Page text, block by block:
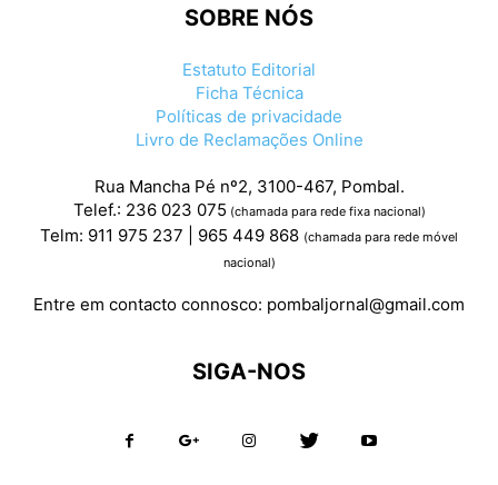
SOBRE NÓS
Estatuto Editorial
Ficha Técnica
Políticas de privacidade
Livro de Reclamações Online
Rua Mancha Pé nº2, 3100-467, Pombal.
Telef.: 236 023 075 (chamada para rede fixa nacional)
Telm: 911 975 237 | 965 449 868 (chamada para rede móvel
nacional)
Entre em contacto connosco: pombaljornal@gmail.com
SIGA-NOS